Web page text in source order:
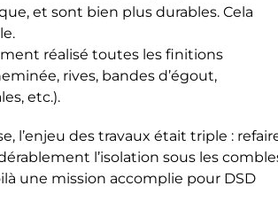
et sont bien plus durables. Cela
réalisé toutes les finitions
rives, bandes d’égout,
etc.).
l’enjeu des travaux était triple :
l’isolation sous les
une mission accomplie pour DSD